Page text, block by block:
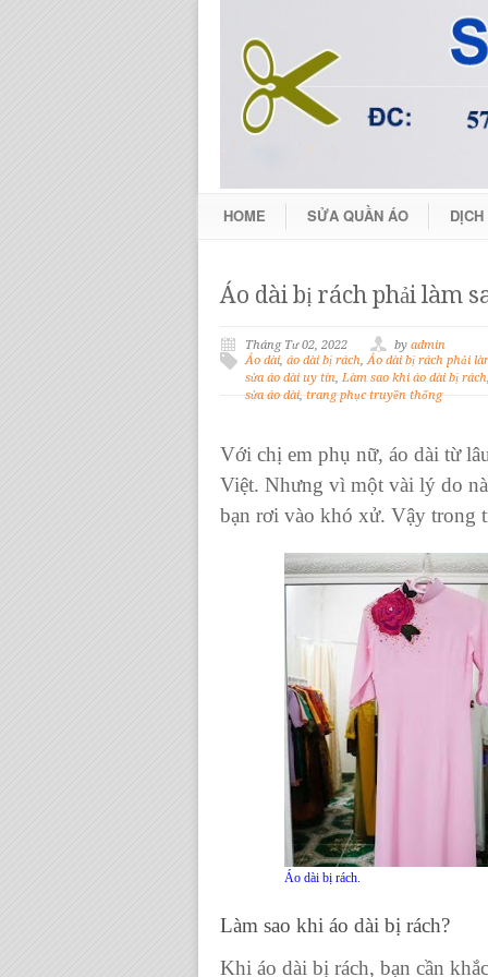
HOME SỬA QUẦN ÁO
Áo dài bị rách phải làm
Tháng Tư 02, 2022 by admin
Áo dài, áo dài bị rách,Áo dài bị rách phải
sửa áo dài uy tín, Làm sao khi áo dài bị rách
sửa áo dài, trang phục truyền thống
Với chị em phụ nữ, áo dài từ
Việt. Nhưng vì một vài lý do
bạn rơi vào khó xử. Vậy trong
Áo dài bị rách.
Làm sao khi áo dài bị rách?
Khi áo dài bị rách, bạn cần